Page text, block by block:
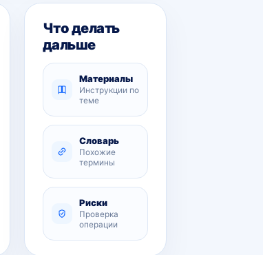
Что делать
дальше
Материалы
Инструкции по
теме
Словарь
Похожие
термины
Риски
Проверка
операции